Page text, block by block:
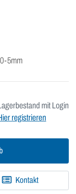
5mm
mit Login
registrieren
Kontakt